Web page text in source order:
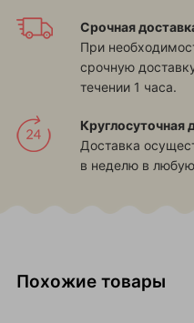
Срочная
При
срочную
течении 1 часа.
Круглосуточная
Доставка
в неделю в
Похожие товары